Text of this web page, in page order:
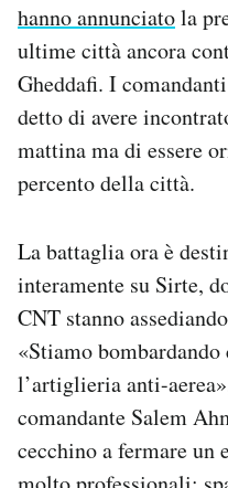
CALENDARIO
AREA PERSONALE
Area Personale
Newsletter
Regala il Post
Hai bisogno di aiuto?
hanno annunciatola
ultime città ancora
Gheddafi. I
detto di avere
mattina ma di essere
percento della città.
La battaglia ora è
interamente su Sirte,
CNT stanno
«Stiamo
l’artiglieria anti-
comandante Salem
cecchino a fermare un